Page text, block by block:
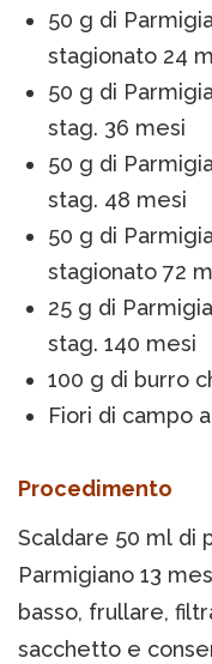
50 g di
stagionato 24
50 g di
stag. 36 mesi
50 g di
stag. 48 mesi
50 g di
stagionato 72
25 g di
stag. 140 mesi
100 g di burro
Fiori di campo
Procedimento
Scaldare 50 ml di
Parmigiano 13
basso, frullare,
sacchetto e